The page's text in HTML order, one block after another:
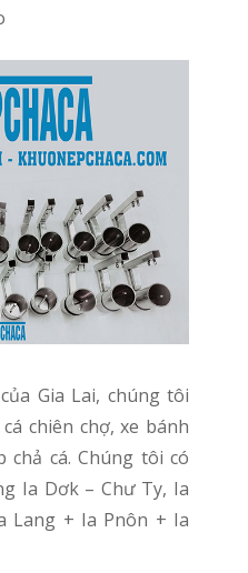
chiên chợ, xe bánh
chả cá. Chúng tôi có
Ia Dơk – Chư Ty, Ia
Lang + Ia Pnôn + Ia